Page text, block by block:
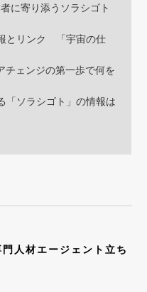
に寄り添うソラシゴト
とリンク 「宇宙の仕
チェンジの第一歩で何を
「ソラシゴト」の情報は
人材エージェント立ち